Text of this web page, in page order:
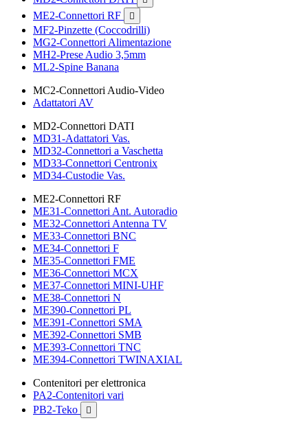
ME2-Connettori RF 
MF2-Pinzette (Coccodrilli)
MG2-Connettori Alimentazione
MH2-Prese Audio 3,5mm
ML2-Spine Banana
MC2-Connettori Audio-Video
Adattatori AV
MD2-Connettori DATI
MD31-Adattatori Vas.
MD32-Connettori a Vaschetta
MD33-Connettori Centronix
MD34-Custodie Vas.
ME2-Connettori RF
ME31-Connettori Ant. Autoradio
ME32-Connettori Antenna TV
ME33-Connettori BNC
ME34-Connettori F
ME35-Connettori FME
ME36-Connettori MCX
ME37-Connettori MINI-UHF
ME38-Connettori N
ME390-Connettori PL
ME391-Connettori SMA
ME392-Connettori SMB
ME393-Connettori TNC
ME394-Connettori TWINAXIAL
Contenitori per elettronica
PA2-Contenitori vari
PB2-Teko
